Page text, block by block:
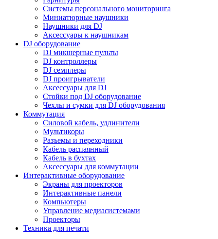
Системы персонального мониторинга
Миниатюрные наушники
Наушники для DJ
Аксессуары к наушникам
DJ оборудование
DJ микшерные пульты
DJ контроллеры
DJ семплеры
DJ проигрыватели
Аксессуары для DJ
Стойки под DJ оборудование
Чехлы и сумки для DJ оборудования
Коммутация
Силовой кабель, удлинители
Мультикоры
Разъемы и переходники
Кабель распаянный
Кабель в бухтах
Аксессуары для коммутации
Интерактивные оборудование
Экраны для проекторов
Интерактивные панели
Компьютеры
Управление медиасистемами
Проекторы
Техника для печати